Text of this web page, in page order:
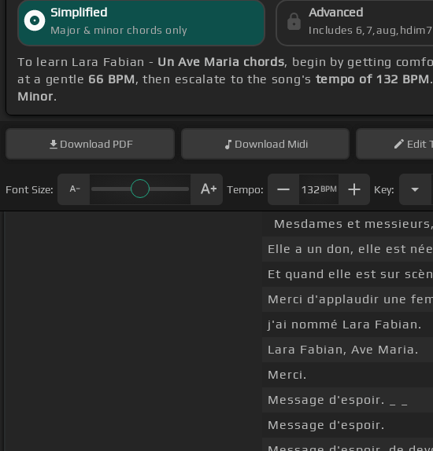
Simplified
Major & minor chords only
Advanced
Includes
To learn Lara Fabian - Un Ave Maria chords, begin by getting
at a gentle 66 BPM, then escalate to the song's tempo of 132 BPM
Minor.
Download PDF Download Midi Edit
Font Size: Tempo: 132 BPM Key:
Mesdames et
Elle a un don, elle est
Et quand elle est sur
Merci d'applaudir une
j'ai nommé Lara Fabian.
Lara Fabian, Ave Maria.
Merci.
Message d'espoir. _ _
Message d'espoir.